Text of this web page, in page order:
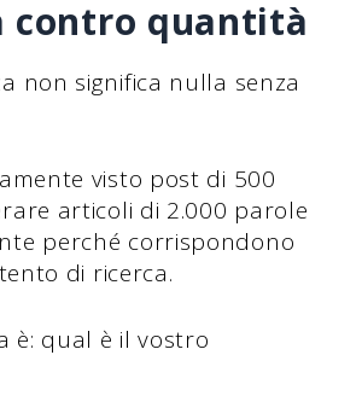
contro quantità
non significa nulla senza
visto post di 500
articoli di 2.000 parole
perché corrispondono
di ricerca.
è: qual è il vostro